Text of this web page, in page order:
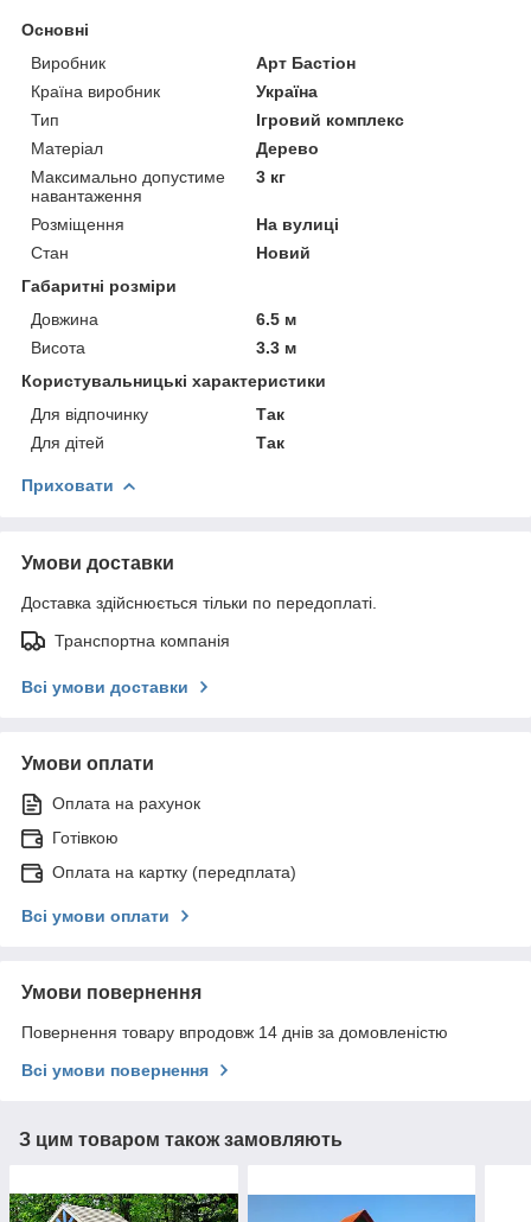
Основні
Виробник
Арт Бастіон
Країна виробник
Україна
Тип
Ігровий комплекс
Матеріал
Дерево
Максимально допустиме
навантаження
3 кг
Розміщення
На вулиці
Стан
Новий
Габаритні розміри
Довжина
6.5 м
Висота
3.3 м
Користувальницькі характеристики
Для відпочинку
Так
Для дітей
Так
Приховати
Умови доставки
Доставка здійснюється тільки по передоплаті.
Транспортна компанія
Всі умови доставки
Умови оплати
Оплата на рахунок
Готівкою
Оплата на картку (передплата)
Всі умови оплати
Умови повернення
Повернення товару впродовж 14 днів за домовленістю
Всі умови повернення
З цим товаром також замовляють